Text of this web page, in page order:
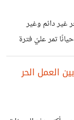
غير دائم وغير
تمر عليّ فترة
رأيكم كيف أحوّل
ماديًّا بسببه؟
العمل الحر